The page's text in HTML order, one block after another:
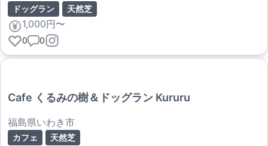
ドッグラン 天然芝
1,000円〜
0 0
Cafe くるみの樹＆ドッグラン Kururu
福島県いわき市
カフェ 天然芝